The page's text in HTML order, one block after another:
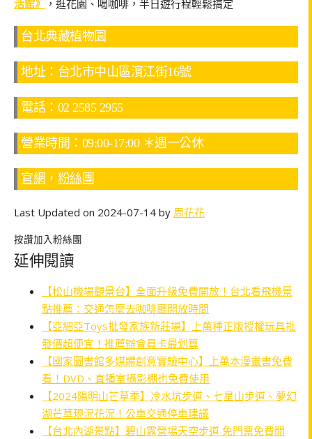
活館》
，逛花園、喝咖啡，半日遊行程輕鬆搞定
台北典藏植物園
地址：台北市中山區濱江街16號
電話：02 2585 2955
營業時間：09:00-17:00 ＊週一公休
官網 ， 粉絲團
Last Updated on 2024-07-14 by 周花花
按讚加入粉絲團
延伸閱讀
【松山機場觀景台】全面升級免費開放！台北看飛機景
點推薦：交通怎麼去咖啡廳開放時間
【亞細亞Toys批發家族新莊場】上萬種正版授權玩具批
發價超便宜！推薦辦會員卡最划算
【國家圖書館多媒體創意實驗中心】上萬本漫畫書免費
看！DVD、直播室攝影棚也免費使用
【2024陽明山芒草季】冷水坑步道、七星山步道、夢幻
湖芒草現況花況！公車交通停車建議
【台北內湖景點】碧山露營場天空步道 免門票免費開